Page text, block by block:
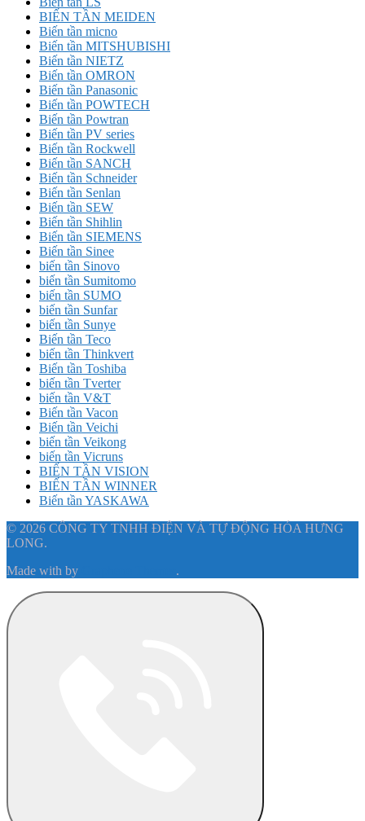
BIẾN TẦN MEIDEN
Biến tần micno
Biến tần MITSHUBISHI
Biến tần NIETZ
Biến tần OMRON
Biến tần Panasonic
Biến tần POWTECH
Biến tần Powtran
Biến tần PV series
Biến tần Rockwell
Biến tần SANCH
Biến tần Schneider
Biến tần Senlan
Biến tần SEW
Biến tần Shihlin
Biến tần SIEMENS
Biến tần Sinee
biến tần Sinovo
biến tần Sumitomo
biến tần SUMO
biến tần Sunfar
biến tần Sunye
Biến tần Teco
biến tần Thinkvert
Biến tần Toshiba
biến tần Tverter
biến tần V&T
Biến tần Vacon
Biến tần Veichi
biến tần Veikong
biến tần Vicruns
BIẾN TẦN VISION
BIẾN TẦN WINNER
Biến tần YASKAWA
© 2026 CÔNG TY TNHH ĐIỆN VÀ TỰ ĐỘNG HÓA HƯNG
LONG.
Made with by .